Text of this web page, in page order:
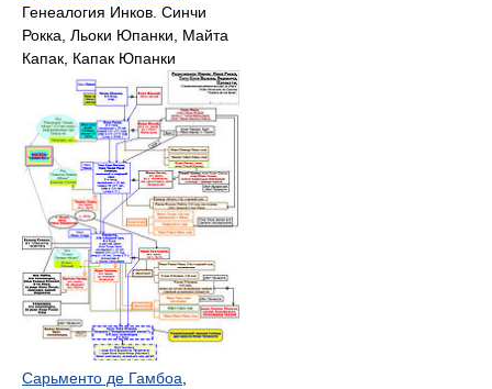
Генеалогия Инков. Синчи
Рокка, Льоки Юпанки, Майта
Капак, Капак Юпанки
Сарьменто де Гамбоа,